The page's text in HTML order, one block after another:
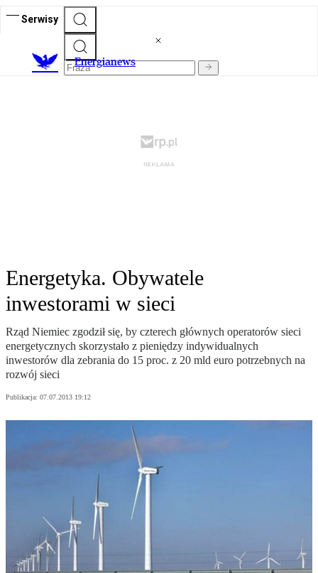
Serwisy
Energianews
Energetyka. Obywatele
inwestorami w sieci
Rząd Niemiec zgodził się, by czterech głównych operatorów sieci
energetycznych skorzystało z pieniędzy indywidualnych
inwestorów dla zebrania do 15 proc. z 20 mld euro potrzebnych na
rozwój sieci
Publikacja: 07.07.2013 19:12